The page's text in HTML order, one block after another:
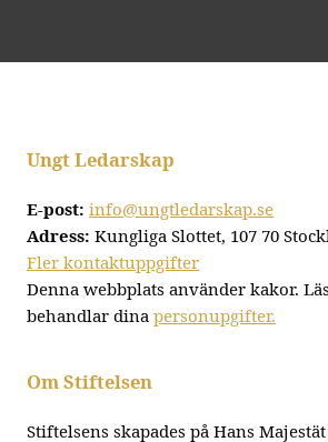
Ungt Ledarskap
E-post: info@ungtledarskap.se
Adress: Kungliga Slottet, 107 70
Fler kontaktuppgifter
Denna webbplats använder kakor.
behandlar dina personupgifter.
Om Stiftelsen
Stiftelsens skapades på Hans